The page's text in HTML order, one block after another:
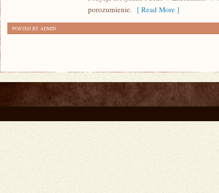
porozumienie. [ Read More ]
POSTED BY ADMIN